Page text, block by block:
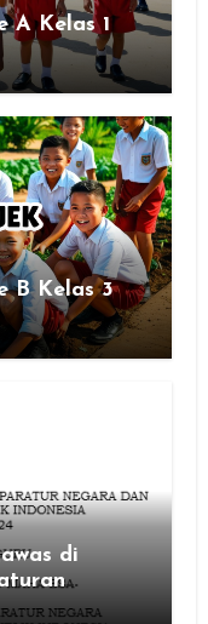
A Kelas 1
B Kelas 3
di
2024